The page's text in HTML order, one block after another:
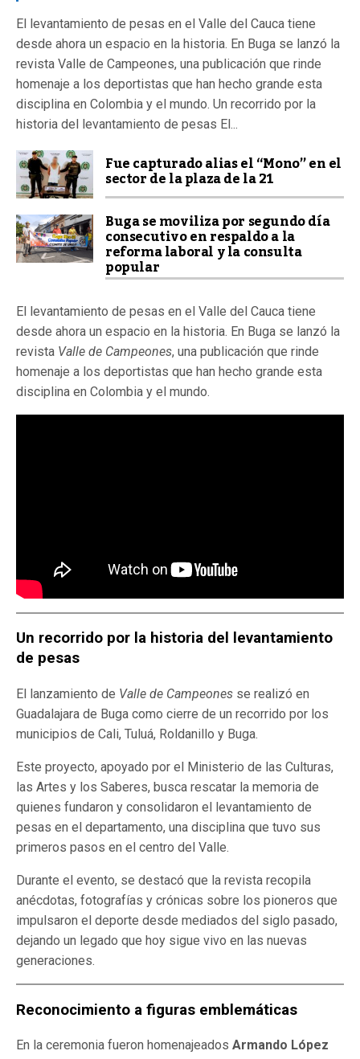
El levantamiento de pesas en el Valle del Cauca tiene
desde ahora un espacio en la historia. En Buga se lanzó la
revista Valle de Campeones, una publicación que rinde
homenaje a los deportistas que han hecho grande esta
disciplina en Colombia y el mundo. Un recorrido por la
historia del levantamiento de pesas El...
Fue capturado alias el “Mono” en el
sector de la plaza de la 21
Buga se moviliza por segundo día
consecutivo en respaldo a la
reforma laboral y la consulta
popular
El levantamiento de pesas en el Valle del Cauca tiene
desde ahora un espacio en la historia. En Buga se lanzó la
revista Valle de Campeones, una publicación que rinde
homenaje a los deportistas que han hecho grande esta
disciplina en Colombia y el mundo.
Un recorrido por la historia del levantamiento
de pesas
El lanzamiento de Valle de Campeones se realizó en
Guadalajara de Buga como cierre de un recorrido por los
municipios de Cali, Tuluá, Roldanillo y Buga.
Este proyecto, apoyado por el Ministerio de las Culturas,
las Artes y los Saberes, busca rescatar la memoria de
quienes fundaron y consolidaron el levantamiento de
pesas en el departamento, una disciplina que tuvo sus
primeros pasos en el centro del Valle.
Durante el evento, se destacó que la revista recopila
anécdotas, fotografías y crónicas sobre los pioneros que
impulsaron el deporte desde mediados del siglo pasado,
dejando un legado que hoy sigue vivo en las nuevas
generaciones.
Reconocimiento a figuras emblemáticas
En la ceremonia fueron homenajeados Armando López